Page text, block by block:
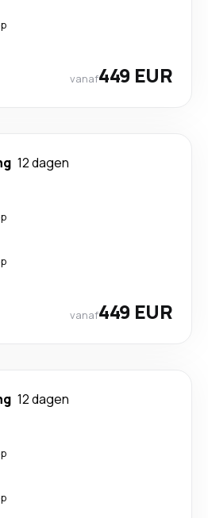
vanaf449 EUR
12 dagen
vanaf449 EUR
12 dagen